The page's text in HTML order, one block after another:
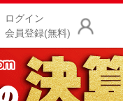
ログイン
会員登録(無料)